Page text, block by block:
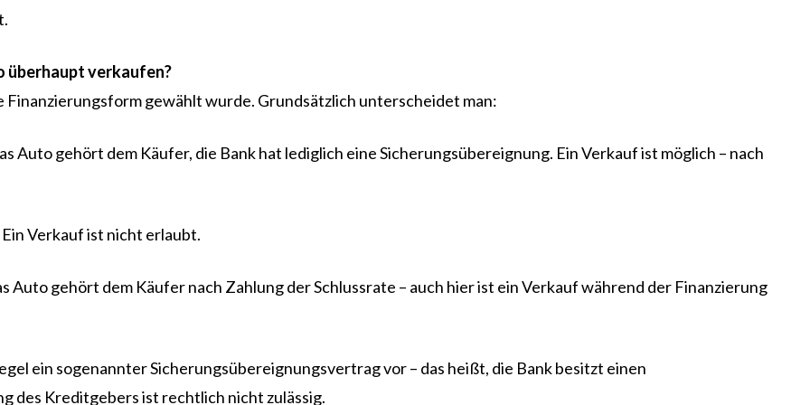
überhaupt verkaufen?
Finanzierungsform gewählt wurde. Grundsätzlich unterscheidet man:
gehört dem Käufer, die Bank hat lediglich eine Sicherungsübereignung. Ein Verkauf ist möglich – nach
Verkauf ist nicht erlaubt.
gehört dem Käufer nach Zahlung der Schlussrate – auch hier ist ein Verkauf während der Finanzierung
ein sogenannter Sicherungsübereignungsvertrag vor – das heißt, die Bank besitzt einen
des Kreditgebers ist rechtlich nicht zulässig.